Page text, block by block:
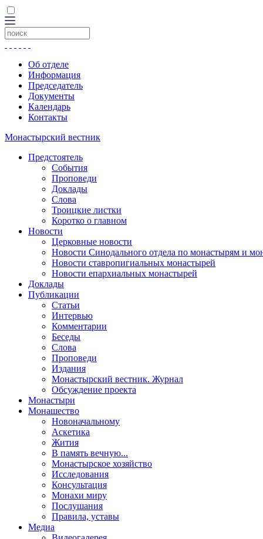
Об отделе
Информация
Председатель
Документы
Календарь
Контакты
Монастырский вестник
Предстоятель
События
Проповеди
Доклады
Слова
Троицкие листки
Коротко о главном
Новости
Церковные новости
Новости Синодального отдела по монастырям и
Новости ставропигиальных монастырей
Новости епархиальных монастырей
Доклады
Публикации
Статьи
Интервью
Комментарии
Беседы
Слова
Проповеди
Издания
Монастырский вестник. Журнал
Обсуждение проекта
Монастыри
Монашество
Новоначальному
Аскетика
Жития
В память вечную...
Монастырское хозяйство
Исследования
Консультация
Монахи миру
Послушания
Правила, уставы
Медиа